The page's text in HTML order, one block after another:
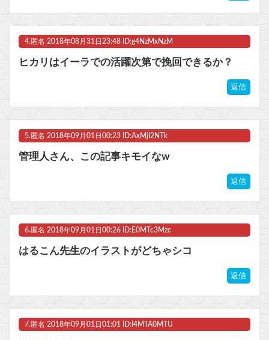
4. 匿名 2018年08月31日23:48 ID:g4NzMxNzM
ヒカリはイーラでの活躍次第で挽回できるか？
返信
5. 匿名 2018年09月01日00:23 ID:AxMjI2NTk
管理人さん、この記事キモイなw
返信
6. 匿名 2018年09月01日00:26 ID:E0MTc3Mzc
はるこん先生のイラストがどちゃシコ
返信
7. 匿名 2018年09月01日01:01 ID:I4MTA0MTU